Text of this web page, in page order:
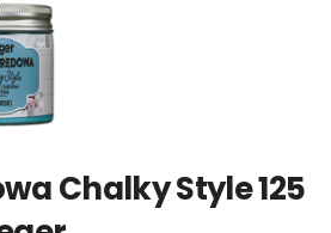
Chalky Style 125